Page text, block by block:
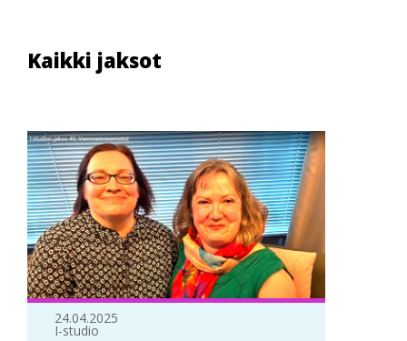
Kaikki jaksot
24.04.2025
I-studio